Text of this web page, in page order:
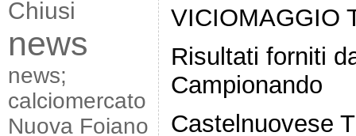
Chiusi
news
news;
calciomercato
Nuova Foiano
VICIOMAGGIO
Risultati forniti
Campionando
Castelnuovese